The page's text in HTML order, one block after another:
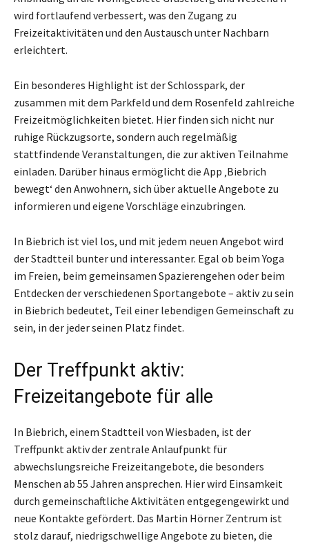
wird fortlaufend verbessert, was den Zugang zu
Freizeitaktivitäten und den Austausch unter Nachbarn
erleichtert.
Ein besonderes Highlight ist der Schlosspark, der
zusammen mit dem Parkfeld und dem Rosenfeld zahlreiche
Freizeitmöglichkeiten bietet. Hier finden sich nicht nur
ruhige Rückzugsorte, sondern auch regelmäßig
stattfindende Veranstaltungen, die zur aktiven Teilnahme
einladen. Darüber hinaus ermöglicht die App ‚Biebrich
bewegt‘ den Anwohnern, sich über aktuelle Angebote zu
informieren und eigene Vorschläge einzubringen.
In Biebrich ist viel los, und mit jedem neuen Angebot wird
der Stadtteil bunter und interessanter. Egal ob beim Yoga
im Freien, beim gemeinsamen Spazierengehen oder beim
Entdecken der verschiedenen Sportangebote – aktiv zu sein
in Biebrich bedeutet, Teil einer lebendigen Gemeinschaft zu
sein, in der jeder seinen Platz findet.
Der Treffpunkt aktiv:
Freizeitangebote für alle
In Biebrich, einem Stadtteil von Wiesbaden, ist der
Treffpunkt aktiv der zentrale Anlaufpunkt für
abwechslungsreiche Freizeitangebote, die besonders
Menschen ab 55 Jahren ansprechen. Hier wird Einsamkeit
durch gemeinschaftliche Aktivitäten entgegengewirkt und
neue Kontakte gefördert. Das Martin Hörner Zentrum ist
stolz darauf, niedrigschwellige Angebote zu bieten, die